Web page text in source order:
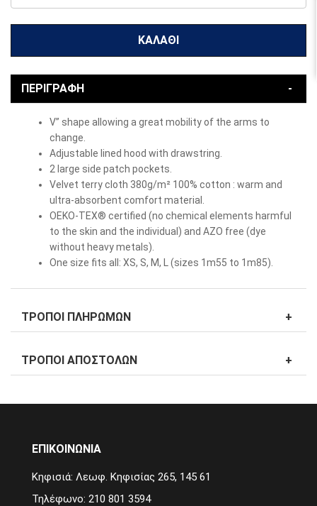
ΚΑΛΆΘΙ
ΠΕΡΙΓΡΑΦΉ
V” shape allowing a great mobility of the arms to
change.
Adjustable lined hood with drawstring.
2 large side patch pockets.
Velvet terry cloth 380g/m² 100% cotton : warm and
ultra-absorbent comfort material.
OEKO-TEX® certified (no chemical elements harmful
to the skin and the individual) and AZO free (dye
without heavy metals).
One size fits all: XS, S, M, L (sizes 1m55 to 1m85).
ΤΡΌΠΟΙ ΠΛΗΡΩΜΏΝ
ΤΡΌΠΟΙ ΑΠΟΣΤΟΛΏΝ
ΕΠΙΚΟΙΝΩΝΙΑ
Κηφισιά: Λεωφ. Κηφισίας 265, 145 61
Τηλέφωνο: 210 801 3594